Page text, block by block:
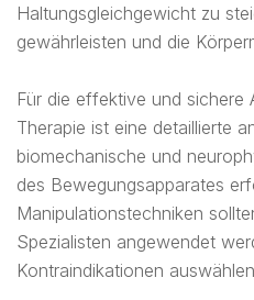
Haltungsgleichgewicht zu
gewährleisten und die
Für die effektive und sichere
Therapie ist eine detaillierte
biomechanische und
des Bewegungsapparates
Manipulationstechniken
Spezialisten angewendet
Kontraindikationen